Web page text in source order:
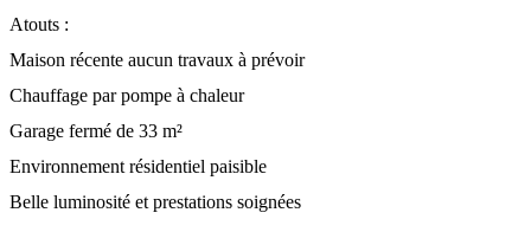
Atouts :
Maison récente aucun travaux à prévoir
Chauffage par pompe à chaleur
Garage fermé de 33 m²
Environnement résidentiel paisible
Belle luminosité et prestations soignées